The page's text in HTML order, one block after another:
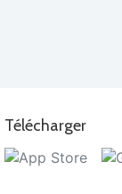
Télécharger